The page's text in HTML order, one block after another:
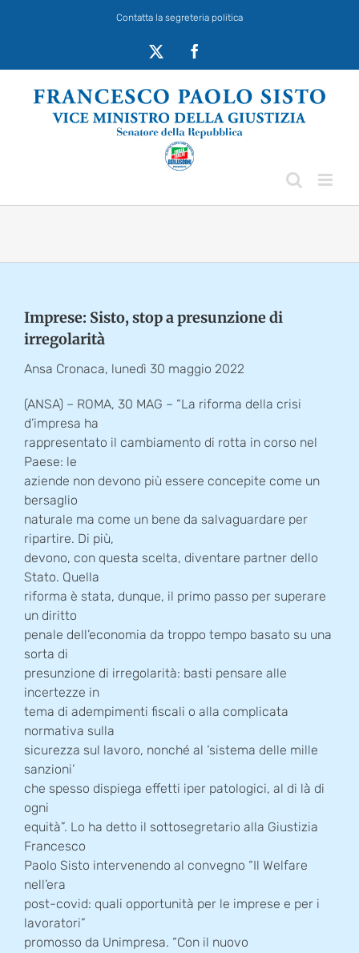
Contatta la segreteria politica
Imprese: Sisto, stop a presunzione di
irregolarità
Ansa Cronaca, lunedì 30 maggio 2022
(ANSA) – ROMA, 30 MAG – “La riforma della crisi
d’impresa ha
rappresentato il cambiamento di rotta in corso nel
Paese: le
aziende non devono più essere concepite come un
bersaglio
naturale ma come un bene da salvaguardare per
ripartire. Di più,
devono, con questa scelta, diventare partner dello
Stato. Quella
riforma è stata, dunque, il primo passo per superare
un diritto
penale dell’economia da troppo tempo basato su una
sorta di
presunzione di irregolarità: basti pensare alle
incertezze in
tema di adempimenti fiscali o alla complicata
normativa sulla
sicurezza sul lavoro, nonché al ‘sistema delle mille
sanzioni’
che spesso dispiega effetti iper patologici, al di là di
ogni
equità”. Lo ha detto il sottosegretario alla Giustizia
Francesco
Paolo Sisto intervenendo al convegno “Il Welfare
nell’era
post-covid: quali opportunità per le imprese e per i
lavoratori”
promosso da Unimpresa. “Con il nuovo